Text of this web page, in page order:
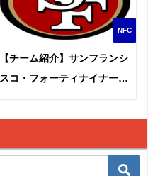
NFC
【チーム紹介】サンフランシ
スコ・フォーティナイナー